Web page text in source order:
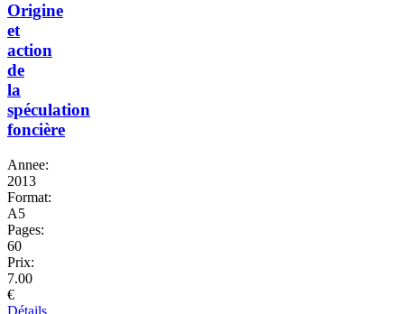
Origine
et
action
de
la
spéculation
foncière
Annee:
2013
Format:
A5
Pages:
60
Prix:
7.00
€
Détails